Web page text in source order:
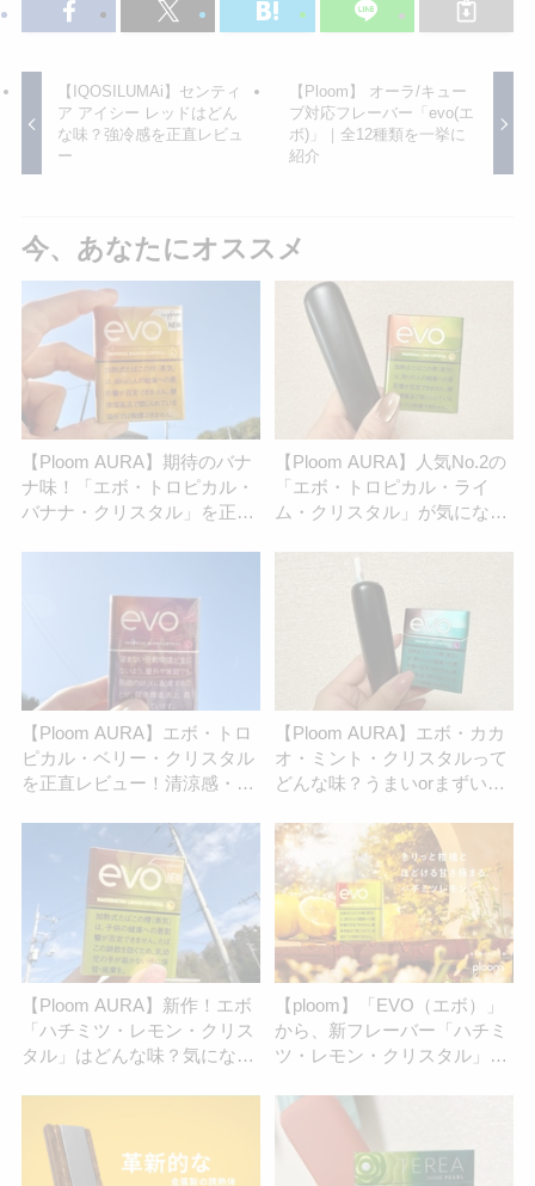
【IQOSILUMAi】センティ
ア アイシー レッドはどん
な味？強冷感を正直レビュ
ー
【Ploom】 オーラ/キュー
ブ対応フレーバー「evo(エ
ボ)」｜全12種類を一挙に
紹介
今、あなたにオススメ
【Ploom AURA】期待のバナ
ナ味！「エボ・トロピカル・
バナナ・クリスタル」を正直
【Ploom AURA】人気No.2の
「エボ・トロピカル・ライ
ム・クリスタル」が気にな
【Ploom AURA】エボ・トロ
ピカル・ベリー・クリスタル
を正直レビュー！清涼感・甘
【Ploom AURA】エボ・カカ
オ・ミント・クリスタルって
どんな味？うまいorまずいを
ん
【Ploom AURA】新作！エボ
「ハチミツ・レモン・クリス
タル」はどんな味？気になる
【ploom】「EVO（エボ）」
から、新フレーバー「ハチミ
ツ・レモン・クリスタル」が